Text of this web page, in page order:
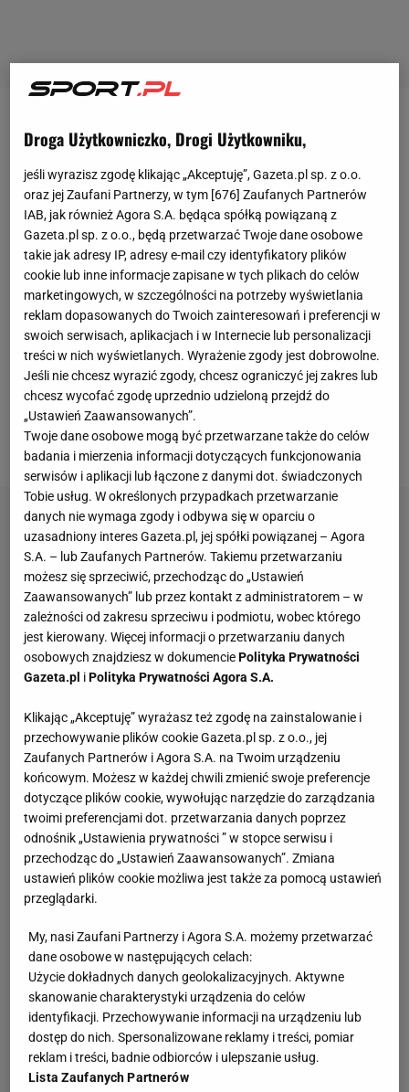
FC Barcelona awansowała do ćwierćfinału Ligi
Mistrzów. Najpierw zespół Hansiego Flicka
zremisował 1:1 na wyjeździe z Newcastle United, a
potem wygrał aż 7:2 na Camp Nou. Rewanżowy
meczbył absolutnym rollercoasterem, bo już po
pierwszej połowie był wynik 3:2. Robert
Lewandowski znalazł się w wyjściowym składzie
Barcelony i strzelił dwa gole w drugiej połowie. W
samej końcówce na boisku pojawił się Wojciech
Szczęsny, który zastąpił kontuzjowanego Joana
Garcię. Przerwa Hiszpana od gry może potrwać
dwa-trzy tygodnie, co oznacza kolejne szanse dla
Polaka.
Droga Użytkowniczko, Drogi Użytkowniku,
jeśli wyrazisz zgodę klikając „Akceptuję”, Gazeta.pl sp. z o.o.
oraz jej Zaufani Partnerzy, w tym [676] Zaufanych Partnerów
IAB, jak również Agora S.A. będąca spółką powiązaną z
Gazeta.pl sp. z o.o., będą przetwarzać Twoje dane osobowe
takie jak adresy IP, adresy e-mail czy identyfikatory plików
cookie lub inne informacje zapisane w tych plikach do celów
marketingowych, w szczególności na potrzeby wyświetlania
reklam dopasowanych do Twoich zainteresowań i preferencji w
swoich serwisach, aplikacjach i w Internecie lub personalizacji
treści w nich wyświetlanych. Wyrażenie zgody jest dobrowolne.
Jeśli nie chcesz wyrazić zgody, chcesz ograniczyć jej zakres lub
chcesz wycofać zgodę uprzednio udzieloną przejdź do
„Ustawień Zaawansowanych”.
Twoje dane osobowe mogą być przetwarzane także do celów
badania i mierzenia informacji dotyczących funkcjonowania
serwisów i aplikacji lub łączone z danymi dot. świadczonych
Tobie usług. W określonych przypadkach przetwarzanie
danych nie wymaga zgody i odbywa się w oparciu o
uzasadniony interes Gazeta.pl, jej spółki powiązanej – Agora
S.A. – lub Zaufanych Partnerów. Takiemu przetwarzaniu
możesz się sprzeciwić, przechodząc do „Ustawień
Zaawansowanych” lub przez kontakt z administratorem – w
zależności od zakresu sprzeciwu i podmiotu, wobec którego
jest kierowany. Więcej informacji o przetwarzaniu danych
osobowych znajdziesz w dokumenciePolityka Prywatności
Gazeta.pl iPolityka Prywatności Agora S.A.
Klikając „Akceptuję” wyrażasz też zgodę na zainstalowanie i
przechowywanie plików cookie Gazeta.pl sp. z o.o., jej
Zaufanych Partnerów i Agora S.A. na Twoim urządzeniu
końcowym. Możesz w każdej chwili zmienić swoje preferencje
dotyczące plików cookie, wywołując narzędzie do zarządzania
twoimi preferencjami dot. przetwarzania danych poprzez
odnośnik „Ustawienia prywatności ” w stopce serwisu i
przechodząc do „Ustawień Zaawansowanych”. Zmiana
ustawień plików cookie możliwa jest także za pomocą ustawień
przeglądarki.
My, nasi Zaufani Partnerzy i Agora S.A. możemy przetwarzać
dane osobowe w następujących celach:
Użycie dokładnych danych geolokalizacyjnych. Aktywne
skanowanie charakterystyki urządzenia do celów
identyfikacji. Przechowywanie informacji na urządzeniu lub
dostęp do nich. Spersonalizowane reklamy i treści, pomiar
reklam i treści, badnie odbiorców i ulepszanie usług.
Lista Zaufanych Partnerów